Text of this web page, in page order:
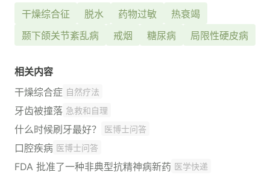
干燥综合征
脱水 药物过敏
热衰竭
颞下颌关节紊乱病
戒烟 糖尿病 局限性硬皮病
相关内容
干燥综合症 自然疗法
牙齿被撞落 急救和自理
什么时候刷牙最好？ 医博士问答
口腔疾病 医博士问答
FDA 批准了一种非典型抗精神病新药 医学快递